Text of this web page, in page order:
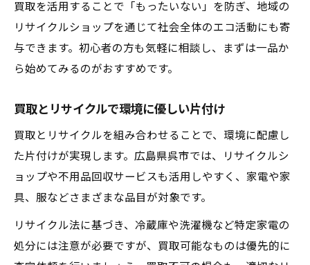
買取を活用することで「もったいない」を防ぎ、地域の
リサイクルショップを通じて社会全体のエコ活動にも寄
与できます。初心者の方も気軽に相談し、まずは一品か
ら始めてみるのがおすすめです。
買取とリサイクルで環境に優しい片付け
買取とリサイクルを組み合わせることで、環境に配慮し
た片付けが実現します。広島県呉市では、リサイクルシ
ョップや不用品回収サービスも活用しやすく、家電や家
具、服などさまざまな品目が対象です。
リサイクル法に基づき、冷蔵庫や洗濯機など特定家電の
処分には注意が必要ですが、買取可能なものは優先的に